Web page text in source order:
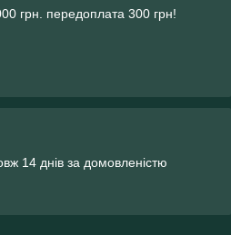
грн. передоплата 300 грн!
14 днів за домовленістю